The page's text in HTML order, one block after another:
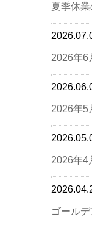
夏季休
2026年
2026年
2026年
ゴール